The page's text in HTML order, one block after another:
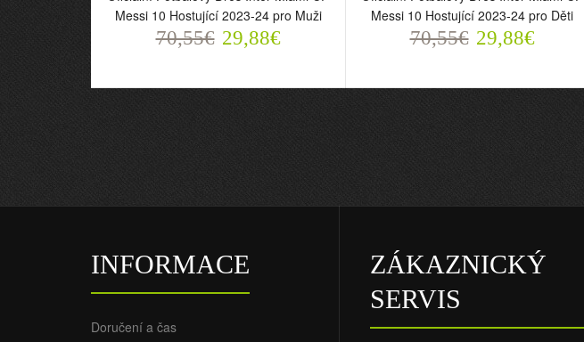
Messi 10 Hostující 2023-24 pro Muži
70,55€ 29,88€
Messi 10 Hostující 2023-24 pro Děti
70,55€ 29,88€
INFORMACE
Doručení a čas
ZÁKAZNICKÝ
SERVIS